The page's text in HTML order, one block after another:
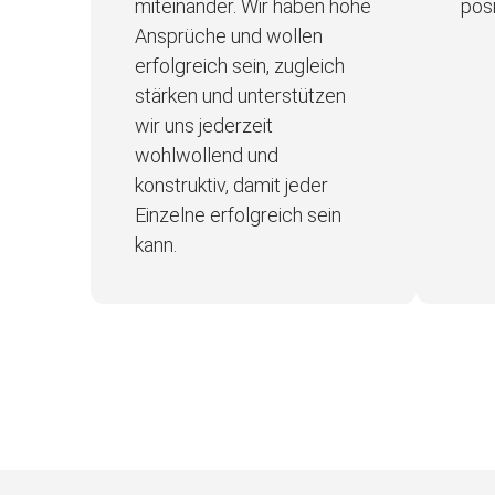
miteinander. Wir haben hohe
Ansprüche und wollen
erfolgreich sein, zugleich
stärken und unterstützen
wir uns jederzeit
wohlwollend und
konstruktiv, damit jeder
Einzelne erfolgreich sein
kann.